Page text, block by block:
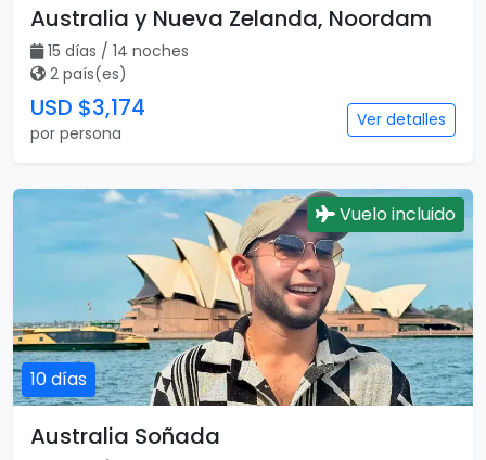
Australia y Nueva Zelanda, Noordam
15 días / 14 noches
2 país(es)
USD $3,174
por persona
Ver detalles
10 días
Vuelo incluido
Australia Soñada